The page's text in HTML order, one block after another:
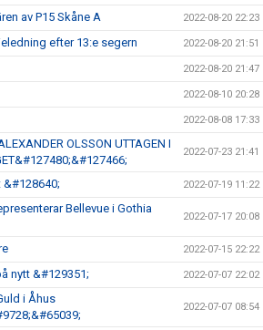
av P15 Skåne A 2022-08-20 22:23
efter 13:e segern 2022-08-20 21:51
2022-08-20 21:47
2022-08-10 20:28
2022-08-08 17:33
OLSSON UTTAGEN I
2022-07-23 21:41
&#128640; 2022-07-19 11:22
Bellevue i Gothia
2022-07-17 20:08
2022-07-15 22:22
nytt &#129351; 2022-07-07 22:02
i Åhus
2022-07-07 08:54